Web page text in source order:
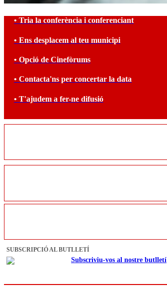
• Tria la conferència i conferenciant
• Ens desplacem al teu municipi
• Opció de Cinefòrums
• Contacta'ns per concertar la data
• T'ajudem a fer-ne difusió
SUBSCRIPCIÓ AL BUTLLETÍ
Subscriviu-vos al nostre butlletí